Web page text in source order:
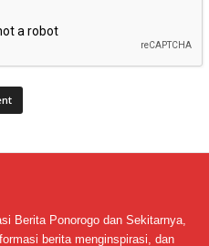
Berita Ponorogo dan Sekitarnya,
berita menginspirasi, dan